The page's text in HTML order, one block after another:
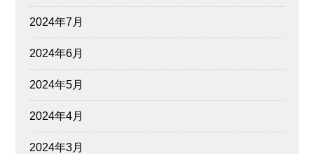
2024年7月
2024年6月
2024年5月
2024年4月
2024年3月